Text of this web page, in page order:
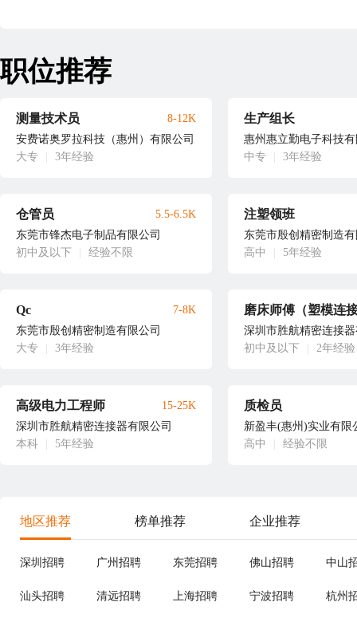
职位推荐
测量技术员
安费诺奥罗拉科技（惠州）有限公司
大专
3年经验
8-12K 生产组长
惠州惠立勤电子科技
中专
3年经验
仓管员
东莞市锋杰电子制品有限公司
初中及以下
经验不限
5.5-6.5K 注塑领班
东莞市殷创精密制造
高中
5年经验
Qc
东莞市殷创精密制造有限公司
大专
3年经验
7-8K 磨床师傅（塑模连
深圳市胜航精密连接
初中及以下
2年经验
高级电力工程师
深圳市胜航精密连接器有限公司
本科
5年经验
15-25K 质检员
新盈丰(惠州)实业有限
高中
经验不限
地区推荐 榜单推荐 企业推荐
深圳招聘 广州招聘 东莞招聘 佛山招聘 中山
汕头招聘 清远招聘 上海招聘 宁波招聘 杭州